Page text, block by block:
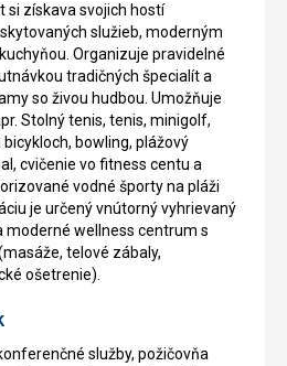
si získava svojich hostí
služieb, moderným
Organizuje pravidelné
tradičných špecialít a
so živou hudbou. Umožňuje
Stolný tenis, tenis, minigolf,
bowling, plážový
cvičenie vo fitness centu a
vodné športy na pláži
je určený vnútorný vyhrievaný
moderné wellness centrum s
telové zábaly,
ošetrenie).
služby, požičovňa